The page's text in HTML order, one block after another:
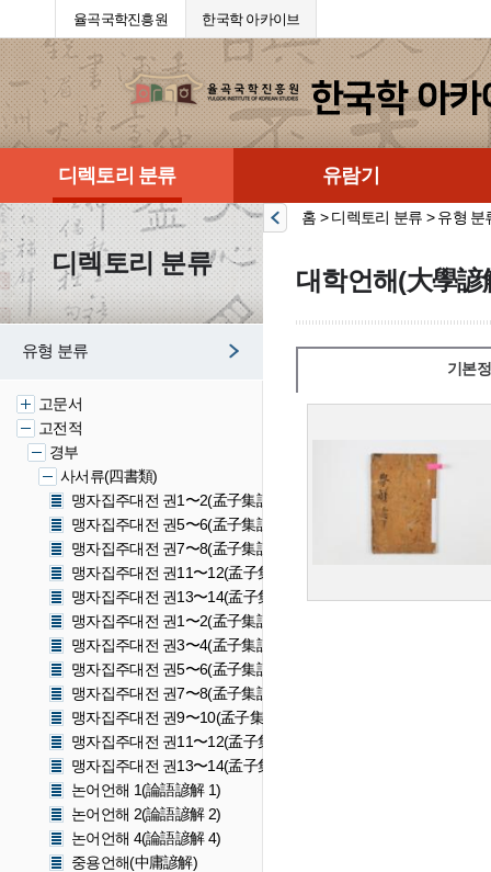
율곡국학진흥원 한국학 아카이브
디렉토리 분류 유람기
디렉토리 분류
유형 분류
고문서
고전적
경부
사서류(四書類)
맹자집주대전 권1〜2(孟子集註大全 卷一〜二)
맹자집주대전 권5〜6(孟子集註大全 卷五〜六)
맹자집주대전 권7〜8(孟子集註大全 卷七〜八)
맹자집주대전 권11〜12(孟子集註大全 卷十一〜十二)
맹자집주대전 권13〜14(孟子集註大全 卷十三〜十四)
맹자집주대전 권1〜2(孟子集註大全 卷一〜二)
맹자집주대전 권3〜4(孟子集註大全 卷三〜四)
맹자집주대전 권5〜6(孟子集註大全 卷五〜六)
맹자집주대전 권7〜8(孟子集註大全 卷七〜八)
맹자집주대전 권9〜10(孟子集註大全 卷九〜十)
맹자집주대전 권11〜12(孟子集註大全 卷十一〜十二)
맹자집주대전 권13〜14(孟子集註大全 卷十三〜十四)
논어언해 1(論語諺解 1)
논어언해 2(論語諺解 2)
논어언해 4(論語諺解 4)
중용언해(中庸諺解)
홈 > 디렉토리 분류 > 유형 분
대학언해(大學諺
기본